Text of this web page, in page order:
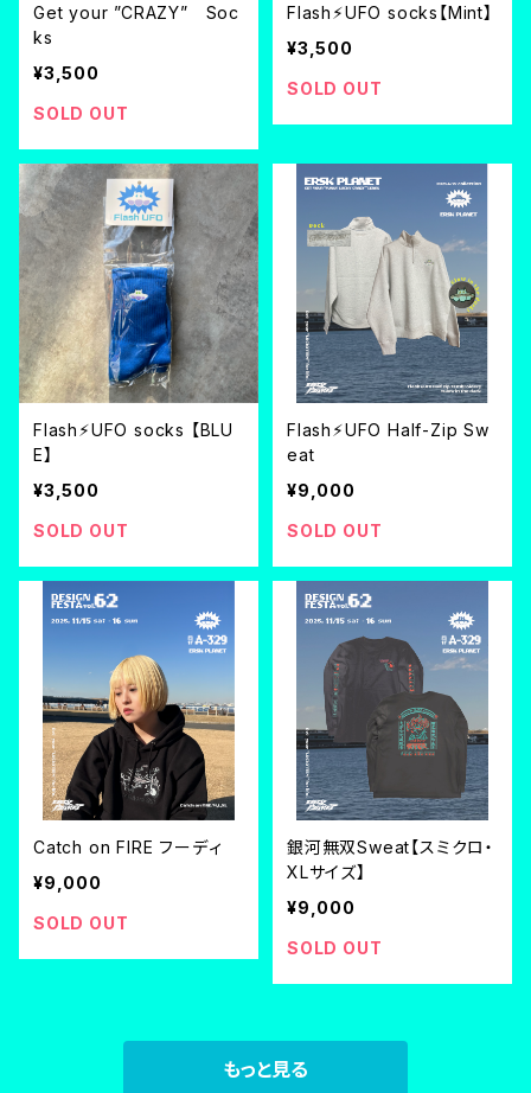
Get your ”CRAZY” Soc
ks
¥3,500
SOLD OUT
Flash⚡︎UFO socks【Mint】
¥3,500
SOLD OUT
Flash⚡︎UFO socks 【BLU
E】
¥3,500
SOLD OUT
Flash⚡︎UFO Half-Zip Sw
eat
¥9,000
SOLD OUT
Catch on FIRE フーディ
¥9,000
SOLD OUT
銀河無双Sweat【スミクロ・
XLサイズ】
¥9,000
SOLD OUT
もっと見る